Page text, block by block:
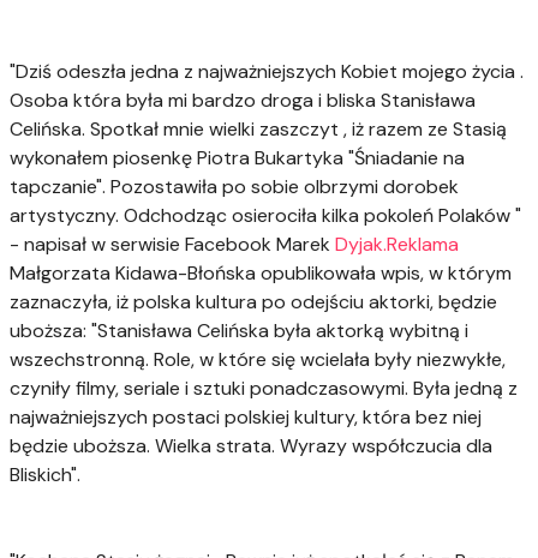
"Dziś odeszła jedna z najważniejszych Kobiet mojego życia .
Osoba która była mi bardzo droga i bliska Stanisława
Celińska. Spotkał mnie wielki zaszczyt , iż razem ze Stasią
wykonałem piosenkę Piotra Bukartyka "Śniadanie na
tapczanie". Pozostawiła po sobie olbrzymi dorobek
artystyczny. Odchodząc osierociła kilka pokoleń Polaków "
- napisał w serwisie Facebook Marek Dyjak.Reklama
Małgorzata Kidawa-Błońska opublikowała wpis, w którym
zaznaczyła, iż polska kultura po odejściu aktorki, będzie
uboższa: "Stanisława Celińska była aktorką wybitną i
wszechstronną. Role, w które się wcielała były niezwykłe,
czyniły filmy, seriale i sztuki ponadczasowymi. Była jedną z
najważniejszych postaci polskiej kultury, która bez niej
będzie uboższa. Wielka strata. Wyrazy współczucia dla
Bliskich".